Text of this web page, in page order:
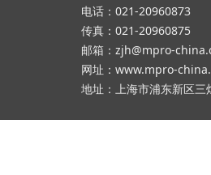
电话：021-20960873
传真：021-20960875
邮箱：zjh@mpro-
网址：www.mpro-
地址：上海市浦东新区